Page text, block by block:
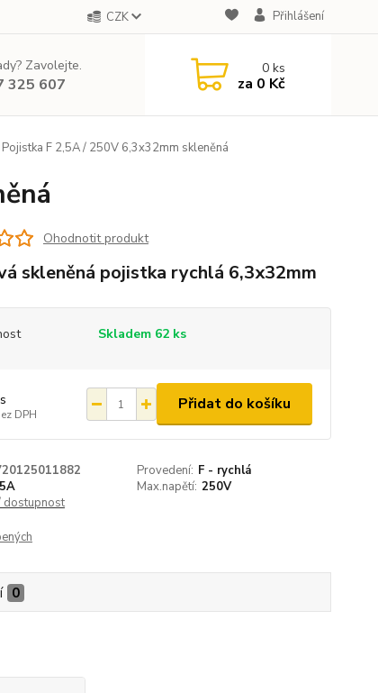
CZK Přihlášení
Zavolejte.
325 607
0ks
za 0 Kč
Pojistka F 2,5A / 250V 6,3x32mm skleněná
Ohodnotit produkt
skleněná pojistka rychlá 6,3x32mm
Skladem 62 ks
DPH
Přidat do košíku
Provedení: F - rychlá
Max.napětí: 250V
dostupnost
0